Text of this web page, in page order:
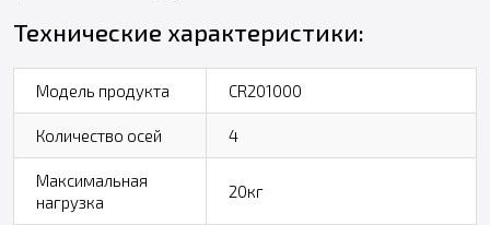
Технические характеристики:
Модель продукта СR201000
Количество осей 4
Максимальная
нагрузка
20кг